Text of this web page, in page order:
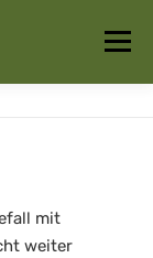
Menü
mit
weiter